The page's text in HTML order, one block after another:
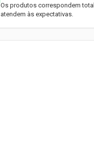
Os produtos correspondem
atendem às expectativas.